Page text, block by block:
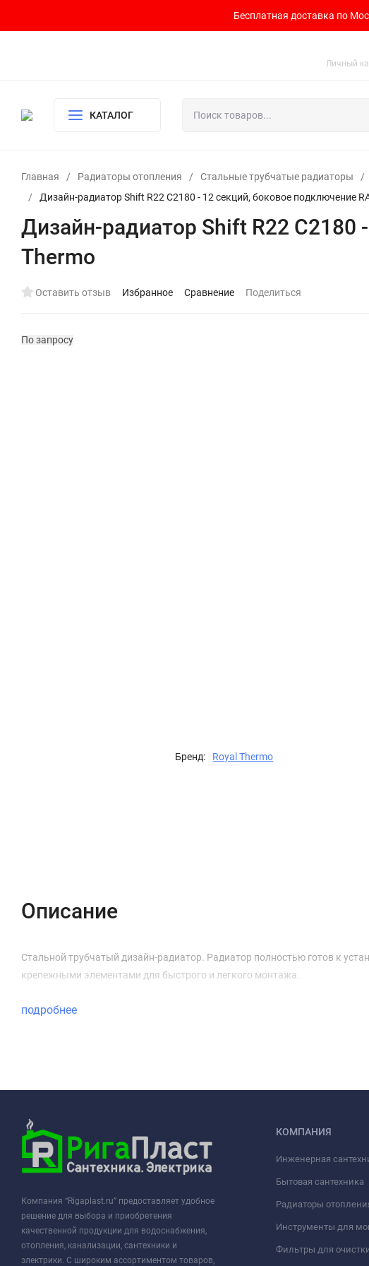
Бесплатная доставка по
Личный
КАТАЛОГ
Главная / Радиаторы отопления / Стальные трубчатые радиаторы /
/
Дизайн-радиатор Shift R22 C2180 - 12 секций, боковое подключение
Дизайн-радиатор Shift R22 C2180
Thermo
Оставить отзыв Избранное Сравнение Поделиться
По запросу
Бренд: Royal Thermo
Описание
Стальной трубчатый дизайн-радиатор. Радиатор полностью готов к
крепежными элементами для быстрого и легкого монтажа.
подробнее
Компания “Rigaplast.ru” предоставляет удобное
решение для выбора и приобретения
качественной продукции для водоснабжения,
отопления, канализации, сантехники и
электрики. С широким ассортиментом товаров,
КОМПАНИЯ
Инженерная
Бытовая сантехника
Радиаторы
Инструменты для
Фильтры для